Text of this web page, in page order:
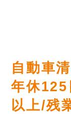
自動車
年休125
以上/残